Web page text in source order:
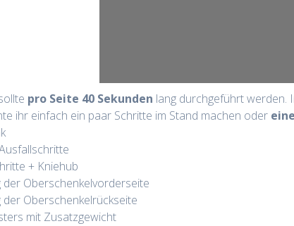
pro Seite 40 Sekunden lang durchgeführt werden.
ihr einfach ein paar Schritte im Stand machen oder
+ Kniehub
der Oberschenkelvorderseite
der Oberschenkelrückseite
mit Zusatzgewicht